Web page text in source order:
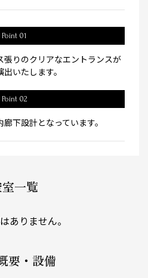
Point 01
張りのクリアなエントランスが
いたします。
Point 02
下設計となっています。
一覧
ありません。
要・設備